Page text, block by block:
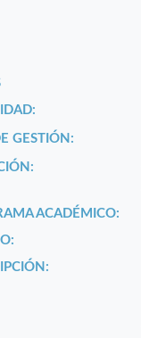
GESTIÓN:
ACADÉMICO: